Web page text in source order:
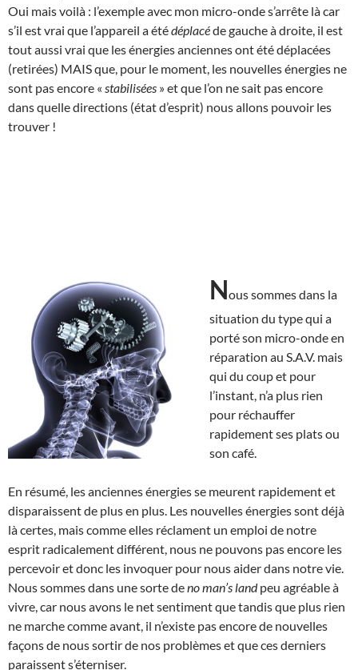
Oui mais voilà : l’exemple avec mon micro-onde s’arrête là car
s’il est vrai que l’appareil a étédéplacéde gauche à droite, il est
tout aussi vrai que les énergies anciennes ont été déplacées
(retirées) MAIS que, pour le moment, les nouvelles énergies ne
sont pas encore « stabilisées » et que l’on ne sait pas encore
dans quelle directions (état d’esprit) nous allons pouvoir les
trouver !
Nous sommes dans la
situation du type qui a
porté son micro-onde en
réparation au S.A.V. mais
qui du coup et pour
l’instant, n’a plus rien
pour réchauffer
rapidement ses plats ou
son café.
En résumé, les anciennes énergies se meurent rapidement et
disparaissent de plus en plus. Les nouvelles énergies sont déjà
là certes, mais comme elles réclament un emploi de notre
esprit radicalement différent, nous ne pouvons pas encore les
percevoir et donc les invoquer pour nous aider dans notre vie.
Nous sommes dans une sorte deno man’s landpeu agréable à
vivre, car nous avons le net sentiment que tandis que plus rien
ne marche comme avant, il n’existe pas encore de nouvelles
façons de nous sortir de nos problèmes et que ces derniers
paraissent s’éterniser.